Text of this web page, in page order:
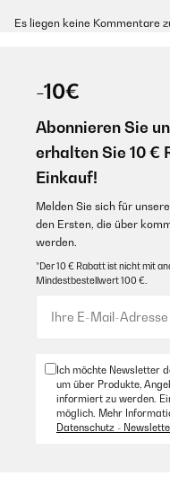
Es liegen keine Kommentare
-10€
Abonnieren Sie
erhalten Sie 10 €
Einkauf!
Melden Sie sich für
den Ersten, die über
werden.
*Der 10 € Rabatt ist nicht mit
Mindestbestellwert 100 €.
Ich möchte Newsletter
um über Produkte,
informiert zu werden.
möglich. Mehr
Datenschutz -